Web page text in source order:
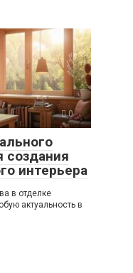
0
создания
интерьера
в отделке
актуальность в